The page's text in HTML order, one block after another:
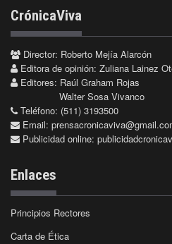
CrónicaViva
Director: Roberto Mejía Alarcón
Editora de opinión: Zuliana Lainez
Editores: Raúl Graham Rojas
Walter Sosa Vivanco
Teléfono: (511) 3193500
Email:
Publicidad online:
Enlaces
Principios Rectores
Carta de Ética